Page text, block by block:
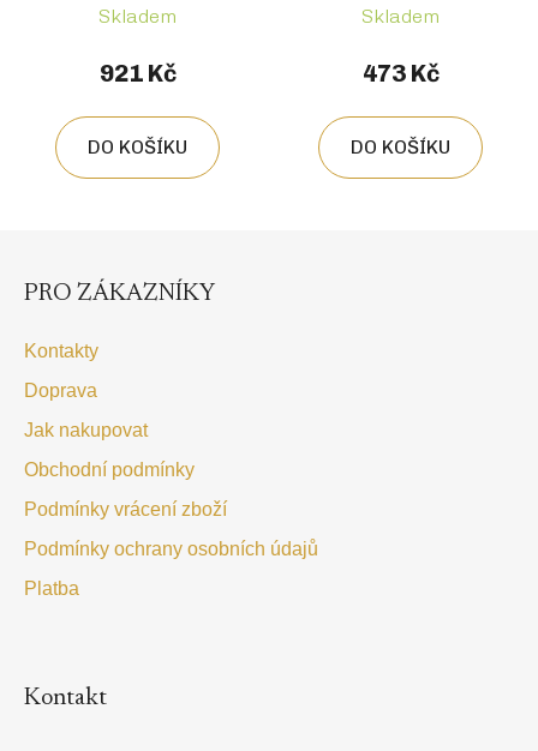
Bf 109G-14 - dárkový
zelené 2024 +
Skladem
921 Kč
DO KOŠÍKU
Pozdní sběr,
Skladem
473 Kč
DO KOŠÍKU
PRO ZÁKAZNÍKY
Kontakty
Doprava
Jak nakupovat
Obchodní podmínky
Podmínky vrácení zboží
Podmínky ochrany osobních údajů
Platba
Kontakt